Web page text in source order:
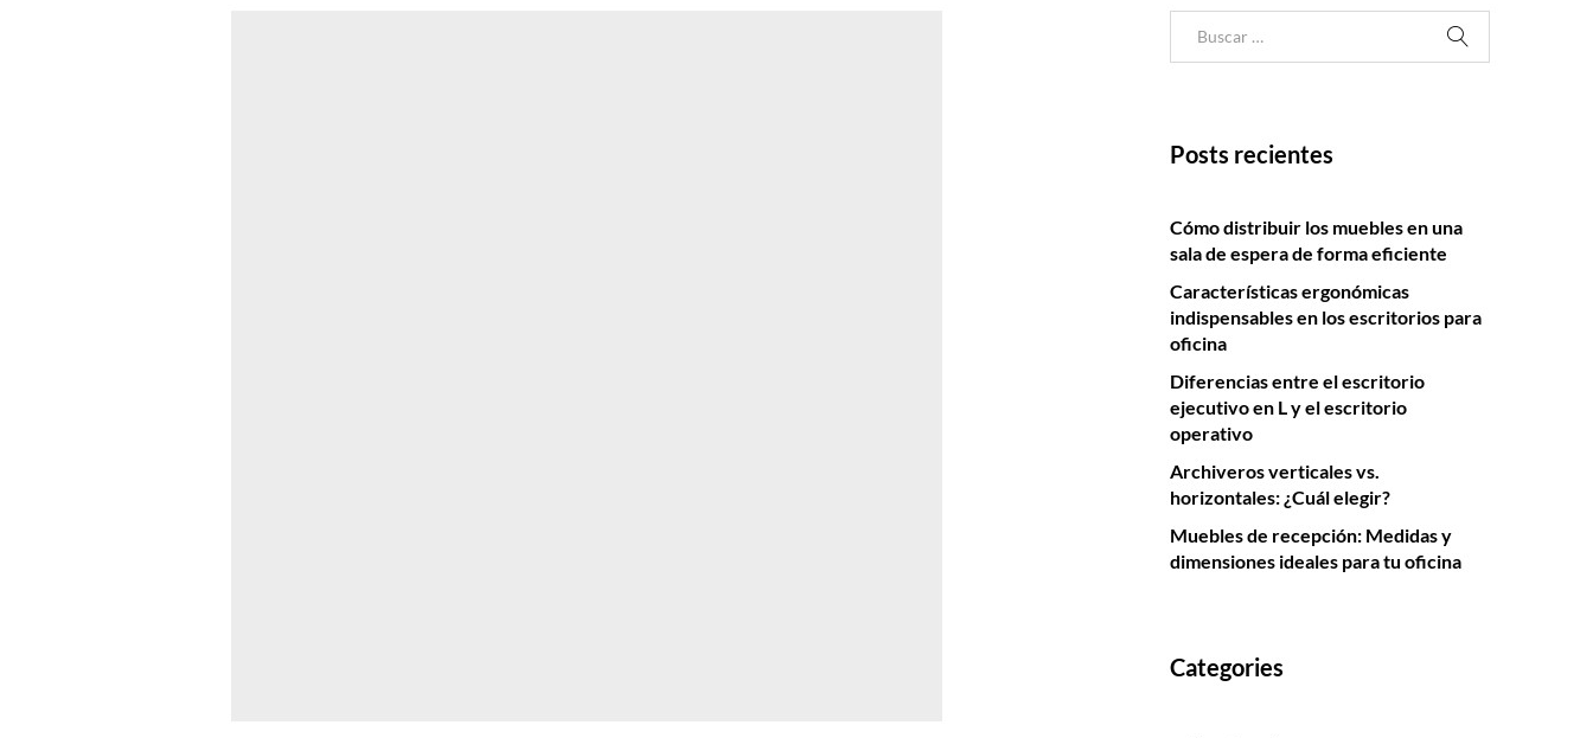
Posts recientes
Cómo distribuir los muebles en una
sala de espera de forma eficiente
Características ergonómicas
indispensables en los escritorios para
oficina
Diferencias entre el escritorio
ejecutivo en L y el escritorio
operativo
Archiveros verticales vs.
horizontales: ¿Cuál elegir?
Muebles de recepción: Medidas y
dimensiones ideales para tu oficina
Categories